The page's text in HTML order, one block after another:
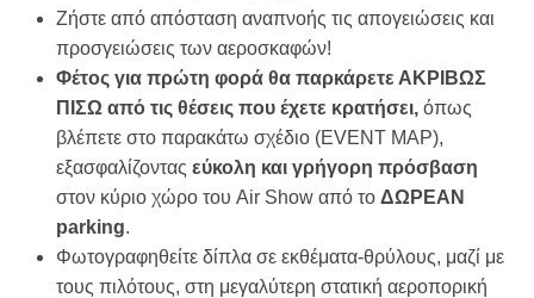
Ζήστε από απόσταση αναπνοής τις απογειώσεις και
προσγειώσεις των αεροσκαφών!
Φέτος για πρώτη φορά θα παρκάρετε ΑΚΡΙΒΩΣ
ΠΙΣΩ από τις θέσεις που έχετε κρατήσει, όπως
βλέπετε στο παρακάτω σχέδιο (EVENT MAP),
εξασφαλίζοντας εύκολη και γρήγορη πρόσβαση
στον κύριο χώρο του Air Show από το ΔΩΡΕΑΝ
parking.
Φωτογραφηθείτε δίπλα σε εκθέματα-θρύλους, μαζί με
τους πιλότους, στη μεγαλύτερη στατική αεροπορική